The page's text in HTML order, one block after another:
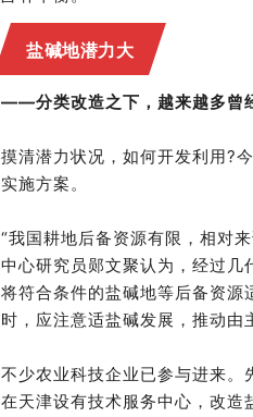
盐碱地潜力大
——分类改造之下，越来越多曾
摸清潜力状况，如何开发利用?
实施方案。
“我国耕地后备资源有限，相对
中心研究员郧文聚认为，经过
将符合条件的盐碱地等后备资源
时，应注意适盐碱发展，推动由
不少农业科技企业已参与进来
在天津设有技术服务中心，改